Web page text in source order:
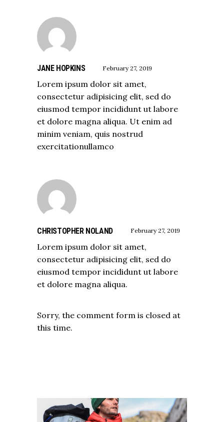
JANE HOPKINS February 27, 2019
Lorem ipsum dolor sit amet,
consectetur adipisicing elit, sed do
eiusmod tempor incididunt ut labore
et dolore magna aliqua. Ut enim ad
minim veniam, quis nostrud
exercitationullamco
CHRISTOPHER NOLAND February 27, 2019
Lorem ipsum dolor sit amet,
consectetur adipisicing elit, sed do
eiusmod tempor incididunt ut labore
et dolore magna aliqua.
Sorry, the comment form is closed at
this time.